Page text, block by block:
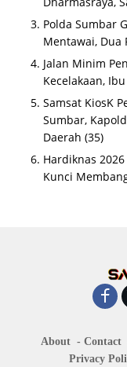
Polda Sumbar
Mentawai, Dua
Jalan Minim
Kecelakaan,
Samsat KiosK
Sumbar,
Daerah (35)
Hardiknas
Kunci
About Contact
Privacy